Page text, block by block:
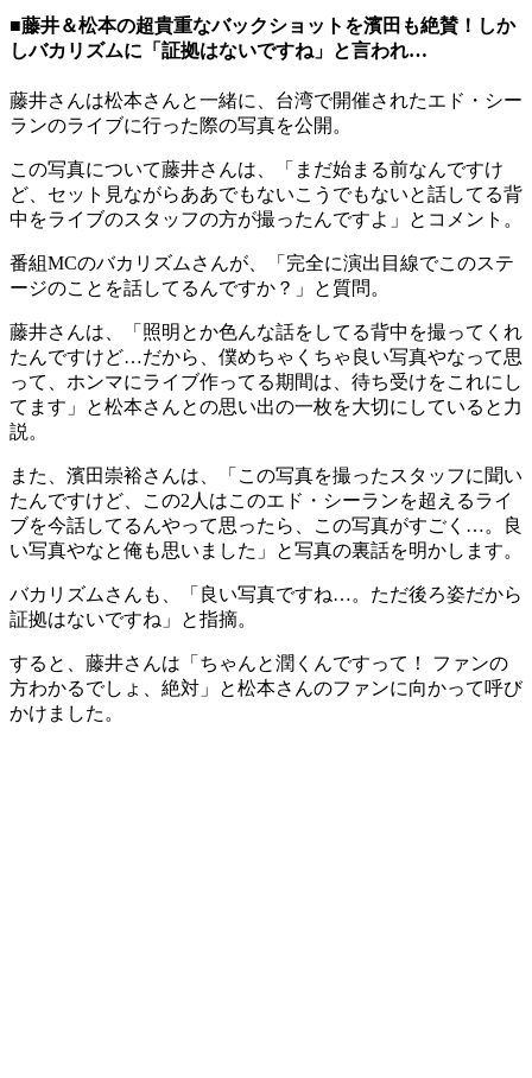
■藤井＆松本の超貴重なバックショットを濱田も絶賛！しか
しバカリズムに「証拠はないですね」と言われ…
藤井さんは松本さんと一緒に、台湾で開催されたエド・シー
ランのライブに行った際の写真を公開。
この写真について藤井さんは、「まだ始まる前なんですけ
ど、セット見ながらああでもないこうでもないと話してる背
中をライブのスタッフの方が撮ったんですよ」とコメント。
番組MCのバカリズムさんが、「完全に演出目線でこのステ
ージのことを話してるんですか？」と質問。
藤井さんは、「照明とか色んな話をしてる背中を撮ってくれ
たんですけど…だから、僕めちゃくちゃ良い写真やなって思
って、ホンマにライブ作ってる期間は、待ち受けをこれにし
てます」と松本さんとの思い出の一枚を大切にしていると力
説。
また、濱田崇裕さんは、「この写真を撮ったスタッフに聞い
たんですけど、この2人はこのエド・シーランを超えるライ
ブを今話してるんやって思ったら、この写真がすごく…。良
い写真やなと俺も思いました」と写真の裏話を明かします。
バカリズムさんも、「良い写真ですね…。ただ後ろ姿だから
証拠はないですね」と指摘。
すると、藤井さんは「ちゃんと潤くんですって！ ファンの
方わかるでしょ、絶対」と松本さんのファンに向かって呼び
かけました。